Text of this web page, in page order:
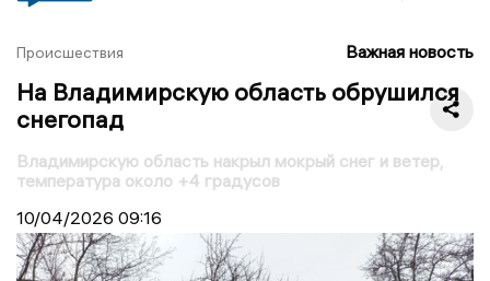
Происшествия Важная новость
На Владимирскую область обрушился
снегопад
Владимирскую область накрыл мокрый снег и ветер,
температура около +4 градусов
10/04/2026 09:16